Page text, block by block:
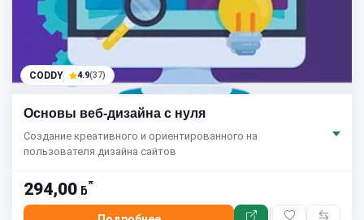
CODDY 4.9(37)
Основы веб-дизайна с нуля
Создание креативного и ориентированного на
пользователя дизайна сайтов
294,00 ƃ*